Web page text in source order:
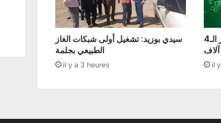
سيدي بوزيد: تشغيل أولى شبكات الغاز
الطبيعي بجلمة
il y a 3 heures
الكونغو: الإصابات بإيبولا تتجاوز الـ4
آلاف
il